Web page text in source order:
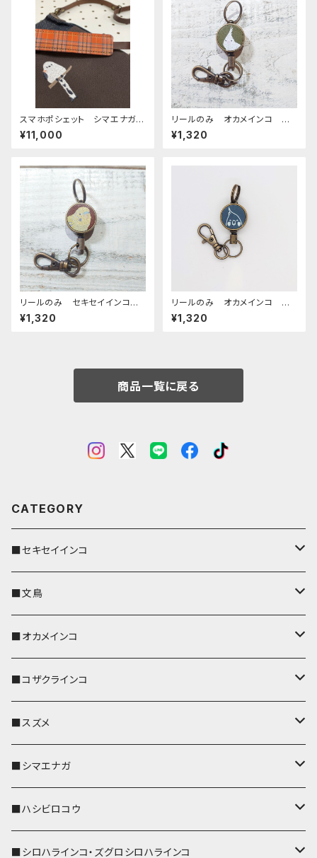
スマホポシェット シマエナガ
ダークブラウン 帆布 と 岡
山デニム しまえなが
¥11,000
リールのみ オカメインコ ア
ルビノ グリーン ぽわんシリ
ーズ おかめいんこ
¥1,320
リールのみ セキセイインコ
オパーリングリーン ブラウン
AG せきせいいんこ
¥1,320
リールのみ オカメインコ モノ
トーン ネイビー おかめいん
こ
¥1,320
商品一覧に戻る
CATEGORY
■セキセイインコ
キーカバー
キーホルダー
パスケース
リール付きストラップ
リールのみ
ストラップ付
IDカードホルダー
キーケース
名刺入れ・カードケース
■文鳥
キーカバー
キーホルダー
パスケース
リール付きストラップ
リールのみ
ストラップ付
キーケース
名刺入れ・カードケース
■オカメインコ
キーカバー
キーホルダー
パスケース
IDカードホルダー
リール付きストラップ
■コザクラインコ
キーカバー
キーホルダー
パスケース
リール付きストラップ
■スズメ
キーカバー
キーホルダー
パスケース
■シマエナガ
キーカバー
キーホルダー
■ハシビロコウ
キーカバー
■シロハラインコ・ズグロシロハラインコ